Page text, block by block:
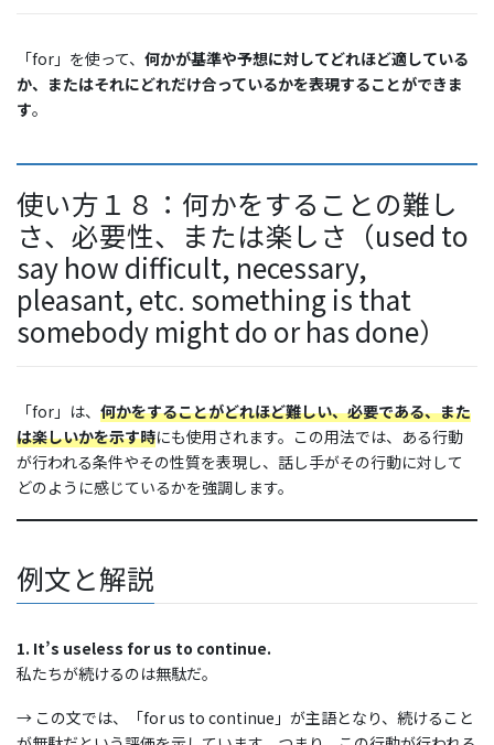
「for」を使って、 何かが基準や予想に対してどれほど適している
か、またはそれにどれだけ合っているかを表現することができま
す。
使い方１８：何かをすることの難し
さ、必要性、または楽しさ（used to
say how difficult, necessary,
pleasant, etc. something is that
somebody might do or has done）
「for」は、 何かをすることがどれほど難しい、必要である、また
は楽しいかを示す時にも使用されます。この用法では、ある行動
が行われる条件やその性質を表現し、話し手がその行動に対して
どのように感じているかを強調します。
例文と解説
1. It’s useless for us to continue.
私たちが続けるのは無駄だ。
→ この文では、「for us to continue」が主語となり、続けること